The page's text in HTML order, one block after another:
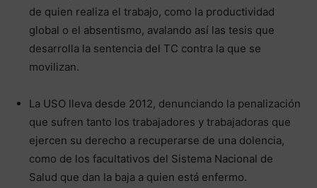
de quien realiza el trabajo, como la productividad
global o el absentismo, avalando así las tesis que
desarrolla la sentencia del TC contra la que se
movilizan.
La USO lleva desde 2012, denunciando la penalización
que sufren tanto los trabajadores y trabajadoras que
ejercen su derecho a recuperarse de una dolencia,
como de los facultativos del Sistema Nacional de
Salud que dan la baja a quien está enfermo.